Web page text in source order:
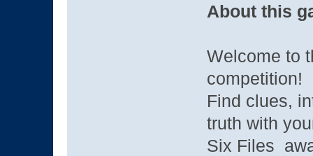
About this
Welcome to
competition!
Find clues,
truth with
Six Files